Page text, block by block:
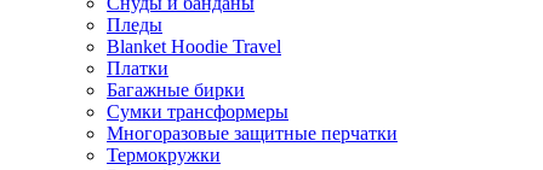
Пледы
Blanket Hoodie Travel
Платки
Багажные бирки
Сумки трансформеры
Многоразовые защитные перчатки
Термокружки